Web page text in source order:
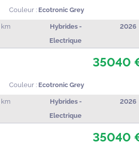
Couleur : Ecotronic Grey
km
Hybrides -
Electrique
2026
Couleur : Ecotronic Grey
35040
km
Hybrides -
Electrique
2026
35040